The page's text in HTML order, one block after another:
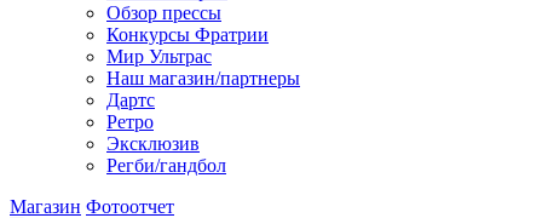
Обзор прессы
Конкурсы Фратрии
Мир Ультрас
Наш магазин/партнеры
Дартс
Ретро
Эксклюзив
Регби/гандбол
Магазин Фотоотчет